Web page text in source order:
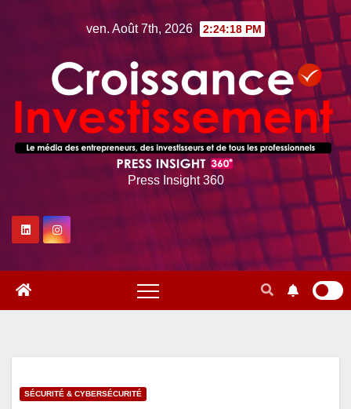
ven. Août 7th, 2026 2:24:19 PM
Press Insight 360
SÉCURITÉ & CYBERSÉCURITÉ